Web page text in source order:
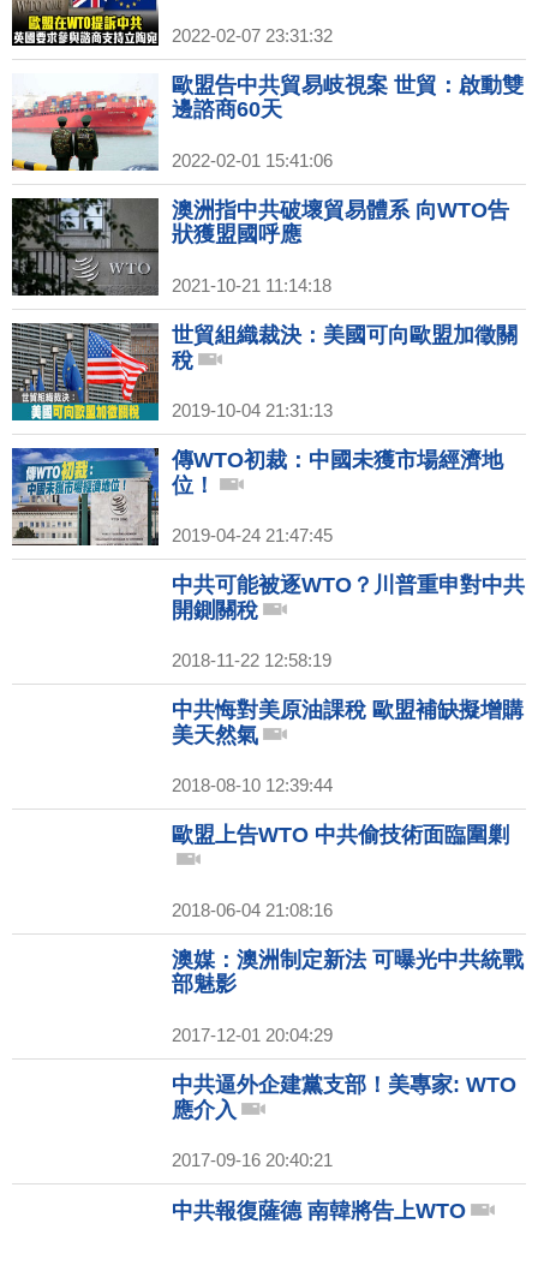
2022-02-07 23:31:32
歐盟告中共貿易岐視案 世貿：啟動雙
邊諮商60天
2022-02-01 15:41:06
澳洲指中共破壞貿易體系 向WTO告
狀獲盟國呼應
2021-10-21 11:14:18
世貿組織裁決：美國可向歐盟加徵關
稅
2019-10-04 21:31:13
傳WTO初裁：中國未獲市場經濟地
位！
2019-04-24 21:47:45
中共可能被逐WTO？川普重申對中共
開鍘關稅
2018-11-22 12:58:19
中共悔對美原油課稅 歐盟補缺擬增購
美天然氣
2018-08-10 12:39:44
歐盟上告WTO 中共偷技術面臨圍剿
2018-06-04 21:08:16
澳媒：澳洲制定新法 可曝光中共統戰
部魅影
2017-12-01 20:04:29
中共逼外企建黨支部！美專家: WTO
應介入
2017-09-16 20:40:21
中共報復薩德 南韓將告上WTO